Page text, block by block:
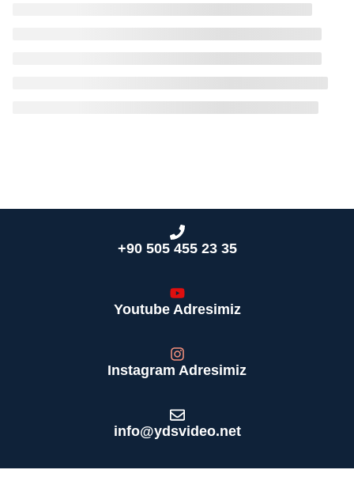
+90 505 455 23 35
Youtube Adresimiz
Instagram Adresimiz
info@ydsvideo.net